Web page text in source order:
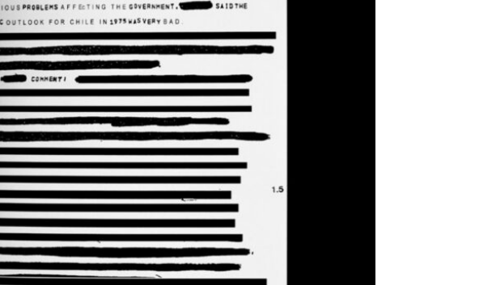
secundarios
Turismo accidental
Vidas paralelas
Voces y lecturas